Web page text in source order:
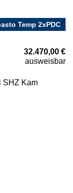
Temp 2xPDC
32.470,00 €
ausweisbar